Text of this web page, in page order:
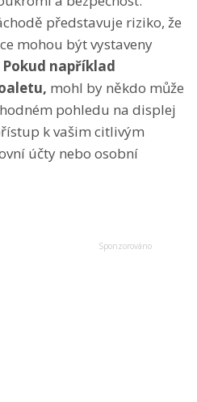
představuje riziko, že
mohou být vystaveny
Pokud například
mohl by někdo může
pohledu na displej
k vašim citlivým
účty nebo osobní